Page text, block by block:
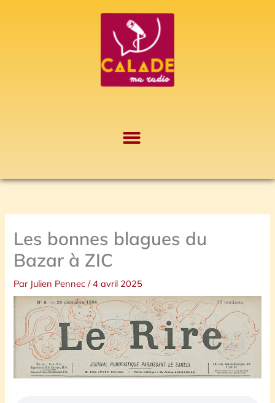
Les bonnes blagues du
Bazar à ZIC
Par Julien Pennec/4 avril 2025